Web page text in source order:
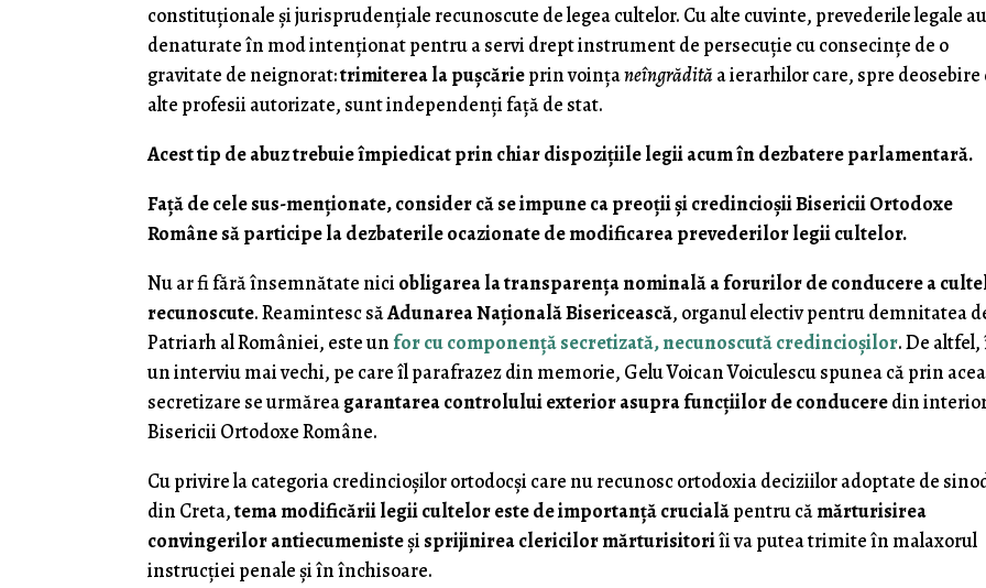
constituţionale şi jurisprudenţiale recunoscute de legea cultelor. Cu alte cuvinte, prevederile legale
denaturate în mod intenţionat pentru a servi drept instrument de persecuţie cu consecinţe de o
gravitate de neignorat:trimiterea la puşcărieprin voinţaneîngrădită a ierarhilor care, spre deosebire
alte profesii autorizate, sunt independenţi faţă de stat.
Acest tip de abuz trebuie împiedicat prin chiar dispoziţiile legii acum în dezbatere parlamentară.
Faţă de cele sus-menţionate, consider că se impune ca preoţii şi credincioşii Bisericii Ortodoxe
Române să participe la dezbaterile ocazionate de modificarea prevederilor legii cultelor.
Nu ar fi fără însemnătate nici obligarea la transparenţa nominală a forurilor de conducere a
recunoscute. Reamintesc săAdunarea Naţională Bisericească, organul electiv pentru demnitatea
Patriarh al României, este un for cu componenţă secretizată, necunoscută credincioşilor. De
un interviu mai vechi, pe care îl parafrazez din memorie, Gelu Voican Voiculescu spunea că prin
secretizare se urmăreagarantarea controlului exterior asupra funcţiilor de conduceredin
Bisericii Ortodoxe Române.
Cu privire la categoria credincioşilor ortodocşi care nu recunosc ortodoxia deciziilor adoptate de
din Creta,tema modificării legii cultelor este de importanţă crucialăpentru cămărturisirea
convingerilor antiecumenisteşi sprijinirea clericilor mărturisitoriîi va putea trimite în malaxorul
instrucţiei penale şi în închisoare.